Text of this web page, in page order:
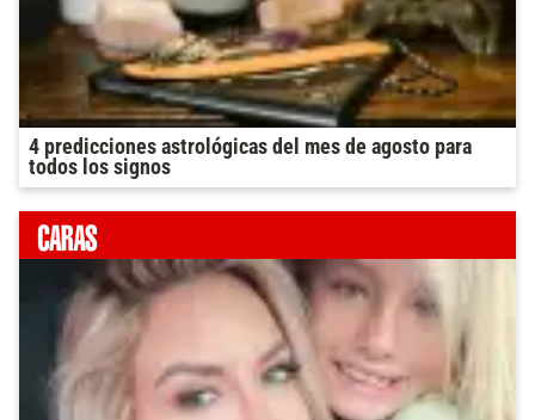
4 predicciones astrológicas del mes de agosto para
todos los signos